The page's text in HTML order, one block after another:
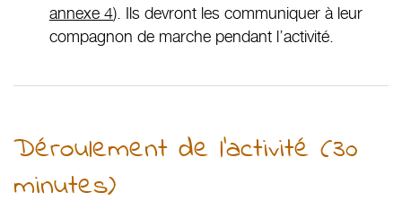
annexe 4). Ils devront les communiquer à leur
compagnon de marche pendant l’activité.
Déroulement de l’activité (30
minutes)